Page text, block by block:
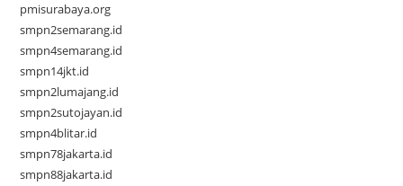
pmisurabaya.org
smpn2semarang.id
smpn4semarang.id
smpn14jkt.id
smpn2lumajang.id
smpn2sutojayan.id
smpn4blitar.id
smpn78jakarta.id
smpn88jakarta.id